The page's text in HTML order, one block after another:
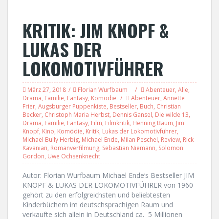
KRITIK: JIM KNOPF &
LUKAS DER
LOKOMOTIVFÜHRER
März 27, 2018 Florian Wurfbaum Abenteuer, Alle,
Drama, Familie, Fantasy, Komödie Abenteuer, Annette
Frier, Augsburger Puppenkiste, Bestseller, Buch, Christian
Becker, Christoph Maria Herbst, Dennis Gansel, Die wilde 13,
Drama, Familie, Fantasy, Film, Filmkritik, Henning Baum, Jim
Knopf, Kino, Komödie, Kritik, Lukas der Lokomotivführer,
Michael Bully Herbig, Michael Ende, Milan Peschel, Review, Rick
Kavanian, Romanverfilmung, Sebastian Niemann, Solomon
Gordon, Uwe Ochsenknecht
Autor: Florian Wurfbaum Michael Ende‘s Bestseller JIM
KNOPF & LUKAS DER LOKOMOTIVFÜHRER von 1960
gehört zu den erfolgreichsten und beliebtesten
Kinderbüchern im deutschsprachigen Raum und
verkaufte sich allein in Deutschland ca. 5 Millionen